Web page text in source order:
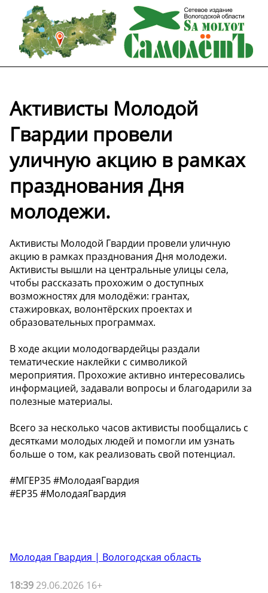
Активисты Молодой
Гвардии провели
уличную акцию в рамках
празднования Дня
молодежи.
Активисты Молодой Гвардии провели уличную
акцию в рамках празднования Дня молодежи.
Активисты вышли на центральные улицы села,
чтобы рассказать прохожим о доступных
возможностях для молодёжи: грантах,
стажировках, волонтёрских проектах и
образовательных программах.
В ходе акции молодогвардейцы раздали
тематические наклейки с символикой
мероприятия. Прохожие активно интересовались
информацией, задавали вопросы и благодарили за
полезные материалы.
Всего за несколько часов активисты пообщались с
десятками молодых людей и помогли им узнать
больше о том, как реализовать свой потенциал.
#МГЕР35 #МолодаяГвардия
#ЕР35 #МолодаяГвардия
Молодая Гвардия | Вологодская область
18:39 29.06.2026 16+